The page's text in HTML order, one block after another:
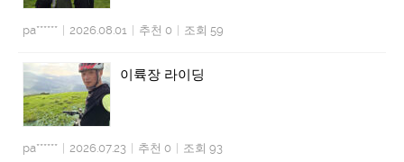
pa****** 2026.08.01 추천 0 조회 59
이륙장 라이딩
pa****** 2026.07.23 추천 0 조회 93